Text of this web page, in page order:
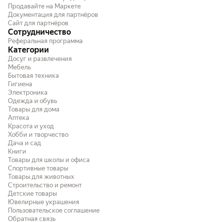
Продавайте на Маркете
Документация для партнёров
Сайт для партнёров
Сотрудничество
Реферальная программа
Категории
Досуг и развлечения
Мебель
Бытовая техника
Гигиена
Электроника
Одежда и обувь
Товары для дома
Аптека
Красота и уход
Хобби и творчество
Дача и сад
Книги
Товары для школы и офиса
Спортивные товары
Товары для животных
Строительство и ремонт
Детские товары
Ювелирные украшения
Пользовательское соглашение
Обратная связь